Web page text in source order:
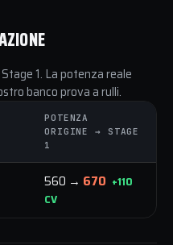
1. La potenza reale
banco prova a rulli.
POTENZA
ORIGINE → STAGE
1
560 → 670 +110
CV